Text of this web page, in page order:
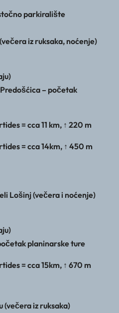
parkiralište
iz ruksaka, noćenje)
– početak
= cca 11 km, ↑ 220 m
= cca 14km, ↑ 450 m
Lošinj (večera i noćenje)
planinarske ture
= cca 15km, ↑ 670 m
(večera iz ruksaka)